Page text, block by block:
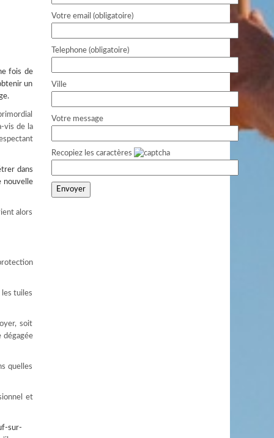
fois de
un
vis de la
dans
nouvelle
alors
tuiles
soit
dégagée
quelles
et
sur-
Votre email (obligatoire)
Telephone (obligatoire)
Ville
Votre message
Recopiez les caractères